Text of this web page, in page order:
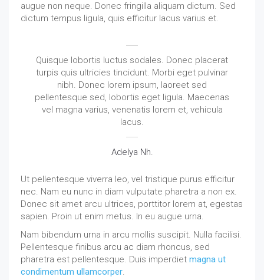
augue non neque. Donec fringilla aliquam dictum. Sed
dictum tempus ligula, quis efficitur lacus varius et.
Quisque lobortis luctus sodales. Donec placerat
turpis quis ultricies tincidunt. Morbi eget pulvinar
nibh. Donec lorem ipsum, laoreet sed
pellentesque sed, lobortis eget ligula. Maecenas
vel magna varius, venenatis lorem et, vehicula
lacus.
Adelya Nh.
Ut pellentesque viverra leo, vel tristique purus efficitur
nec. Nam eu nunc in diam vulputate pharetra a non ex.
Donec sit amet arcu ultrices, porttitor lorem at, egestas
sapien. Proin ut enim metus. In eu augue urna.
Nam bibendum urna in arcu mollis suscipit. Nulla facilisi.
Pellentesque finibus arcu ac diam rhoncus, sed
pharetra est pellentesque. Duis imperdiet magna ut
condimentum ullamcorper.